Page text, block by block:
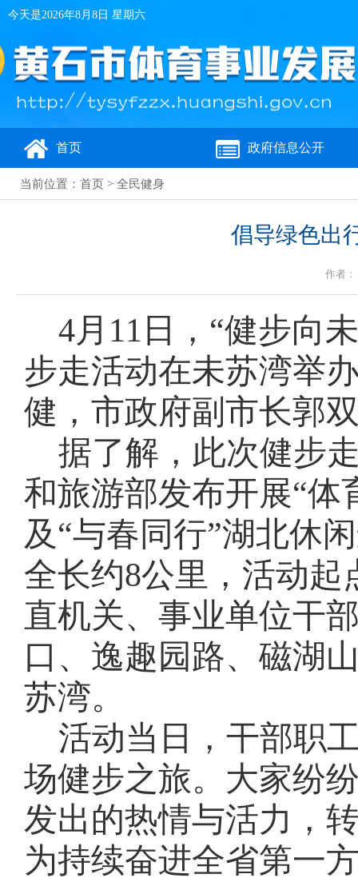
今天是2026年8月8日 星期六
首页 政府信息公开
当前位置： 首页 > 全民健身
倡导绿色出
作者
4月11日，“健步向
步走活动在未苏湾举
健，市政府副市长郭
据了解，此次健步
和旅游部发布开展“体
及“与春同行”湖北休
全长约8公里，活动起
直机关、事业单位干
口、逸趣园路、磁湖
苏湾。
活动当日， 干部职
场健步之旅。大家纷
发出的热情与活力，
为持续奋进全省第一